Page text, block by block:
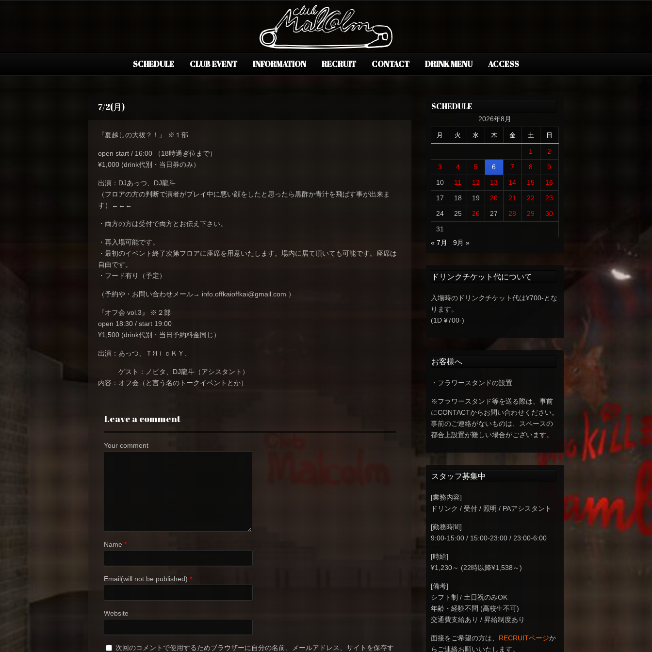
SCHEDULE CLUB EVENT INFORMATION RECRUIT CONTACT DRINK MENU ACCESS
7/2(月)
『夏越しの大祓？！』 ※１部
open start / 16:00 （18時過ぎ位まで）
¥1,000 (drink代別・当日券のみ）
出演：DJあっつ、DJ龍斗
（フロアの方の判断で演者がプレイ中に悪い顔をしたと思ったら黒酢か青汁を飛ばす事が出来ま
す）←←←
・両方の方は受付で両方とお伝え下さい。
・再入場可能です。
・最初のイベント終了次第フロアに座席を用意いたします。場内に居て頂いても可能です。座席は
自由です。
・フード有り（予定）
（予約や・お問い合わせメール→ info.offkaioffkai@gmail.com ）
『オフ会 vol.3』 ※２部
open 18:30 / start 19:00
¥1,500 (drink代別・当日予約料金同じ）
出演：あっつ、ＴЯｉｃＫＹ、
ゲスト：ノビタ、DJ龍斗（アシスタント）
内容：オフ会（と言う名のトークイベントとか）
Leave a comment
Your comment
Name *
Email(will not be published) *
Website
次回のコメントで使用するためブラウザーに自分の名前、メールアドレス、サイトを保存す
SCHEDULE
2026年8月
月 火 水 木 金 土 日
1
2
3
4 5 6 7 8
9
10
11 12 13 14 15
16
17
18 19 20 21 22
23
24
25 26 27 28 29
30
31
« 7月
9月 »
ドリンクチケット代について
入場時のドリンクチケット代は¥700-とな
ります。
(1D ¥700-)
お客様へ
・フラワースタンドの設置
※フラワースタンド等を送る際は、事前
にCONTACTからお問い合わせください。
事前のご連絡がないものは、スペースの
都合上設置が難しい場合がございます。
スタッフ募集中
[業務内容]
ドリンク / 受付 / 照明 / PAアシスタント
[勤務時間]
9:00-15:00 / 15:00-23:00 / 23:00-6:00
[時給]
¥1,230～ (22時以降¥1,538～)
[備考]
シフト制 / 土日祝のみOK
年齢・経験不問 (高校生不可)
交通費支給あり / 昇給制度あり
面接をご希望の方は、 RECRUITページか
らご連絡お願いいたします。